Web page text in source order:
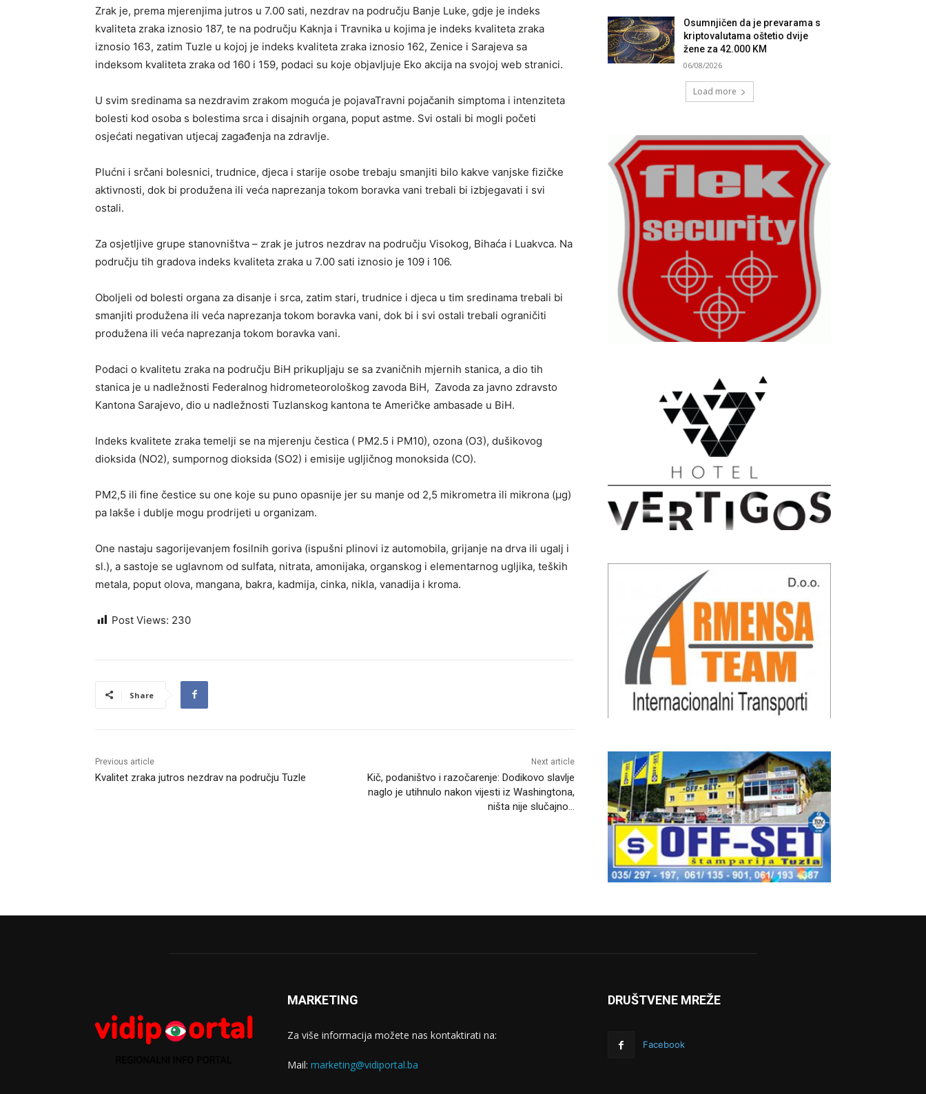
Zrak je, prema mjerenjima jutros u 7.00 sati, nezdrav na području Banje Luke, gdje je indeks
kvaliteta zraka iznosio 187, te na području Kaknja i Travnika u kojima je indeks kvaliteta zraka
iznosio 163, zatim Tuzle u kojoj je indeks kvaliteta zraka iznosio 162, Zenice i Sarajeva sa
indeksom kvaliteta zraka od 160 i 159, podaci su koje objavljuje Eko akcija na svojoj web stranici.
U svim sredinama sa nezdravim zrakom moguća je pojavaTravni pojačanih simptoma i intenziteta
bolesti kod osoba s bolestima srca i disajnih organa, poput astme. Svi ostali bi mogli početi
osjećati negativan utjecaj zagađenja na zdravlje.
Plućni i srčani bolesnici, trudnice, djeca i starije osobe trebaju smanjiti bilo kakve vanjske fizičke
aktivnosti, dok bi produžena ili veća naprezanja tokom boravka vani trebali bi izbjegavati i svi
ostali.
Za osjetljive grupe stanovništva – zrak je jutros nezdrav na području Visokog, Bihaća i Luakvca. Na
području tih gradova indeks kvaliteta zraka u 7.00 sati iznosio je 109 i 106.
Oboljeli od bolesti organa za disanje i srca, zatim stari, trudnice i djeca u tim sredinama trebali bi
smanjiti produžena ili veća naprezanja tokom boravka vani, dok bi i svi ostali trebali ograničiti
produžena ili veća naprezanja tokom boravka vani.
Podaci o kvalitetu zraka na području BiH prikupljaju se sa zvaničnih mjernih stanica, a dio tih
stanica je u nadležnosti Federalnog hidrometeorološkog zavoda BiH, Zavoda za javno zdravsto
Kantona Sarajevo, dio u nadležnosti Tuzlanskog kantona te Američke ambasade u BiH.
Indeks kvalitete zraka temelji se na mjerenju čestica ( PM2.5 i PM10), ozona (O3), dušikovog
dioksida (NO2), sumpornog dioksida (SO2) i emisije ugljičnog monoksida (CO).
PM2,5 ili fine čestice su one koje su puno opasnije jer su manje od 2,5 mikrometra ili mikrona (μg)
pa lakše i dublje mogu prodrijeti u organizam.
One nastaju sagorijevanjem fosilnih goriva (ispušni plinovi iz automobila, grijanje na drva ili ugalj i
sl.), a sastoje se uglavnom od sulfata, nitrata, amonijaka, organskog i elementarnog ugljika, teških
metala, poput olova, mangana, bakra, kadmija, cinka, nikla, vanadija i kroma.
Post Views: 230
Share
Previous article
Kvalitet zraka jutros nezdrav na području Tuzle
Next article
Kič, podaništvo i razočarenje: Dodikovo slavlje
naglo je utihnulo nakon vijesti iz Washingtona,
ništa nije slučajno…
Osumnjičen da je prevarama s
kriptovalutama oštetio dvije
žene za 42.000 KM
06/08/2026
Load more
MARKETING
Za više informacija možete nas kontaktirati na:
Mail: marketing@vidiportal.ba
DRUŠTVENE MREŽE
Facebook